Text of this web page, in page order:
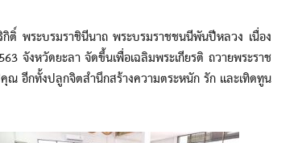
พระบรมราชินีนาถ พระบรมราชชนนีพันปีหลวง เนื่อง
จังหวัดยะลา จัดขึ้นเพื่อเฉลิมพระเกียรติ ถวายพระราช
อีกทั้งปลูกจิตสำนึกสร้างความตระหนัก รัก และเทิดทูน